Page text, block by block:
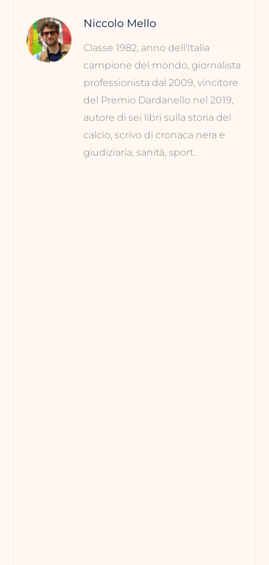
Niccolo Mello
Classe 1982, anno dell'Italia
campione del mondo, giornalista
professionista dal 2009, vincitore
del Premio Dardanello nel 2019,
autore di sei libri sulla storia del
calcio, scrivo di cronaca nera e
giudiziaria, sanità, sport.